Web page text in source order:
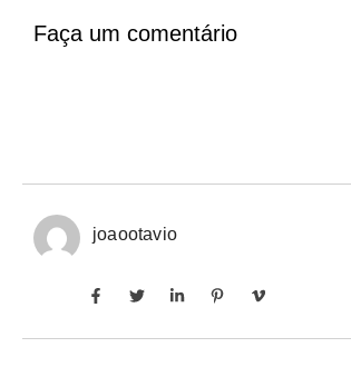
Faça um comentário
joaootavio